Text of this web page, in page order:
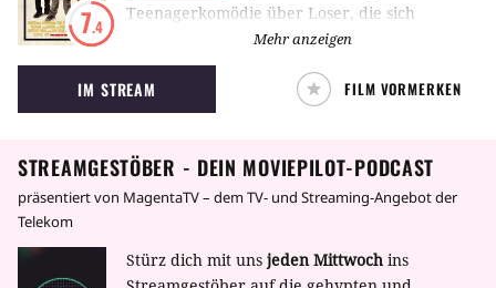
7.4
Teenagerkomödie über Loser, die sich
emanzipieren, produziert von Judd Apatow
und geschrieben u.a. von Seth Rogen.
Mehr anzeigen
IM STREAM FILM VORMERKEN
STREAMGESTÖBER - DEIN MOVIEPILOT-PODCAST
präsentiert von MagentaTV – dem TV- und Streaming-Angebot der
Telekom
Stürz dich mit uns jeden Mittwoch ins